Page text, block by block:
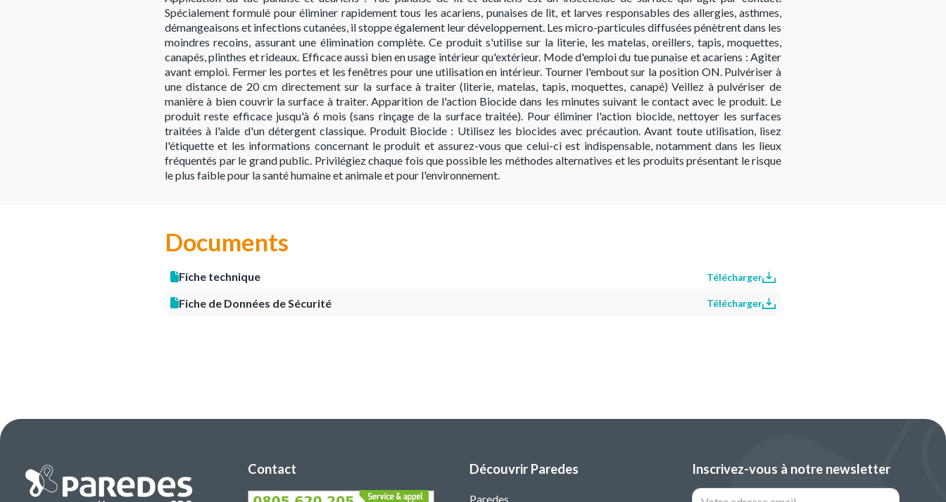
Spécialement formulé pour éliminer rapidement tous les acariens, punaises de lit, et larves responsables des allergies, asthmes,
démangeaisons et infections cutanées, il stoppe également leur développement. Les micro-particules diffusées pénètrent dans les
moindres recoins, assurant une élimination complète. Ce produit s'utilise sur la literie, les matelas, oreillers, tapis, moquettes,
canapés, plinthes et rideaux. Efficace aussi bien en usage intérieur qu'extérieur. Mode d'emploi du tue punaise et acariens : Agiter
avant emploi. Fermer les portes et les fenêtres pour une utilisation en intérieur. Tourner l'embout sur la position ON. Pulvériser à
une distance de 20 cm directement sur la surface à traiter (literie, matelas, tapis, moquettes, canapé) Veillez à pulvériser de
manière à bien couvrir la surface à traiter. Apparition de l'action Biocide dans les minutes suivant le contact avec le produit. Le
produit reste efficace jusqu'à 6 mois (sans rinçage de la surface traitée). Pour éliminer l'action biocide, nettoyer les surfaces
traitées à l'aide d'un détergent classique. Produit Biocide : Utilisez les biocides avec précaution. Avant toute utilisation, lisez
l'étiquette et les informations concernant le produit et assurez-vous que celui-ci est indispensable, notamment dans les lieux
fréquentés par le grand public. Privilégiez chaque fois que possible les méthodes alternatives et les produits présentant le risque
le plus faible pour la santé humaine et animale et pour l'environnement.
Documents
Fiche technique Télécharger
Fiche de Données de Sécurité Télécharger
Contact Découvrir Paredes
Paredes
Inscrivez-vous à notre newsletter